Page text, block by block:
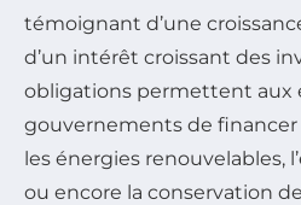
témoignant d’une
d’un intérêt croissant des
obligations permettent aux
gouvernements de
les énergies renouvelables,
ou encore la conservation